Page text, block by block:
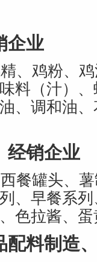
企业
、鸡粉、
料（汁）
、调和油
经销企业
餐罐头、
、早餐系
色拉酱、
配料制造